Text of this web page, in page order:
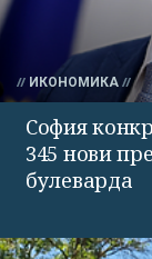
ИКОНОМИКА
София
345 нови
булеварда